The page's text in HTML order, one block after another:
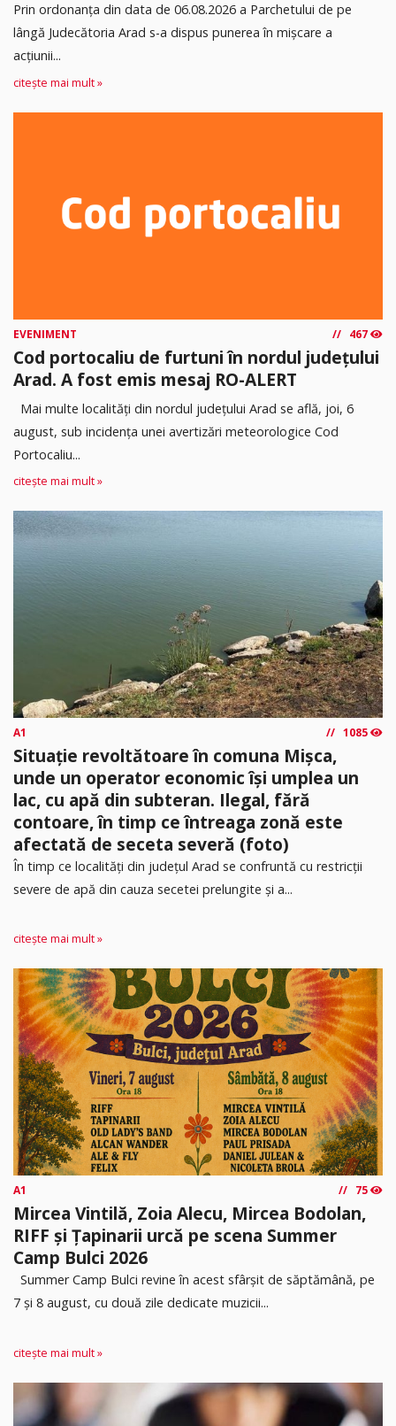
Prin ordonanța din data de 06.08.2026 a Parchetului de pe
lângă Judecătoria Arad s-a dispus punerea în mişcare a
acţiunii...
citește mai mult »
EVENIMENT 467
Cod portocaliu de furtuni în nordul județului
Arad. A fost emis mesaj RO-ALERT
Mai multe localități din nordul județului Arad se află, joi, 6
august, sub incidența unei avertizări meteorologice Cod
Portocaliu...
citește mai mult »
A1 1085
Situație revoltătoare în comuna Mișca,
unde un operator economic își umplea un
lac, cu apă din subteran. Ilegal, fără
contoare, în timp ce întreaga zonă este
afectată de seceta severă (foto)
În timp ce localități din județul Arad se confruntă cu restricții
severe de apă din cauza secetei prelungite și a...
citește mai mult »
A1 75
Mircea Vintilă, Zoia Alecu, Mircea Bodolan,
RIFF și Țapinarii urcă pe scena Summer
Camp Bulci 2026
Summer Camp Bulci revine în acest sfârșit de săptămână, pe
7 și 8 august, cu două zile dedicate muzicii...
citește mai mult »